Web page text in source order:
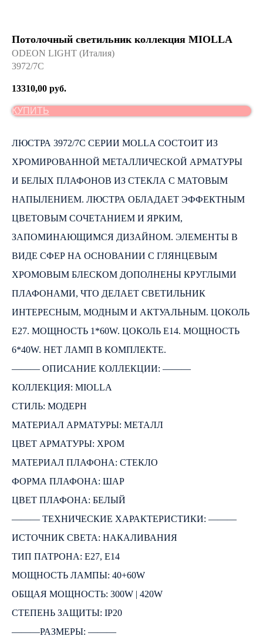
Потолочный светильник коллекция MIOLLA
ODEON LIGHT (Италия)
3972/7C
13310,00 руб.
КУПИТЬ
ЛЮСТРА 3972/7C СЕРИИ MOLLA СОСТОИТ ИЗ
ХРОМИРОВАННОЙ МЕТАЛЛИЧЕСКОЙ АРМАТУРЫ
И БЕЛЫХ ПЛАФОНОВ ИЗ СТЕКЛА С МАТОВЫМ
НАПЫЛЕНИЕМ. ЛЮСТРА ОБЛАДАЕТ ЭФФЕКТНЫМ
ЦВЕТОВЫМ СОЧЕТАНИЕМ И ЯРКИМ,
ЗАПОМИНАЮЩИМСЯ ДИЗАЙНОМ. ЭЛЕМЕНТЫ В
ВИДЕ СФЕР НА ОСНОВАНИИ С ГЛЯНЦЕВЫМ
ХРОМОВЫМ БЛЕСКОМ ДОПОЛНЕНЫ КРУГЛЫМИ
ПЛАФОНАМИ, ЧТО ДЕЛАЕТ СВЕТИЛЬНИК
ИНТЕРЕСНЫМ, МОДНЫМ И АКТУАЛЬНЫМ. ЦОКОЛЬ
E27. МОЩНОСТЬ 1*60W. ЦОКОЛЬ E14. МОЩНОСТЬ
6*40W. НЕТ ЛАМП В КОМПЛЕКТЕ.
――― ОПИСАНИЕ КОЛЛЕКЦИИ: ―――
КОЛЛЕКЦИЯ: MIOLLA
СТИЛЬ: МОДЕРН
МАТЕРИАЛ АРМАТУРЫ: МЕТАЛЛ
ЦВЕТ АРМАТУРЫ: ХРОМ
МАТЕРИАЛ ПЛАФОНА: СТЕКЛО
ФОРМА ПЛАФОНА: ШАР
ЦВЕТ ПЛАФОНА: БЕЛЫЙ
――― ТЕХНИЧЕСКИЕ ХАРАКТЕРИСТИКИ: ―――
ИСТОЧНИК СВЕТА: НАКАЛИВАНИЯ
ТИП ПАТРОНА: E27, E14
МОЩНОСТЬ ЛАМПЫ: 40+60W
ОБЩАЯ МОЩНОСТЬ: 300W | 420W
СТЕПЕНЬ ЗАЩИТЫ: IP20
―――РАЗМЕРЫ: ―――